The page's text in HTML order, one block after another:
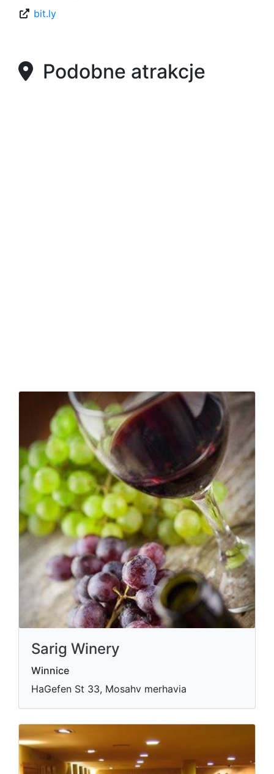
bit.ly
Podobne atrakcje
Sarig Winery
Winnice
HaGefen St 33, Mosahv merhavia